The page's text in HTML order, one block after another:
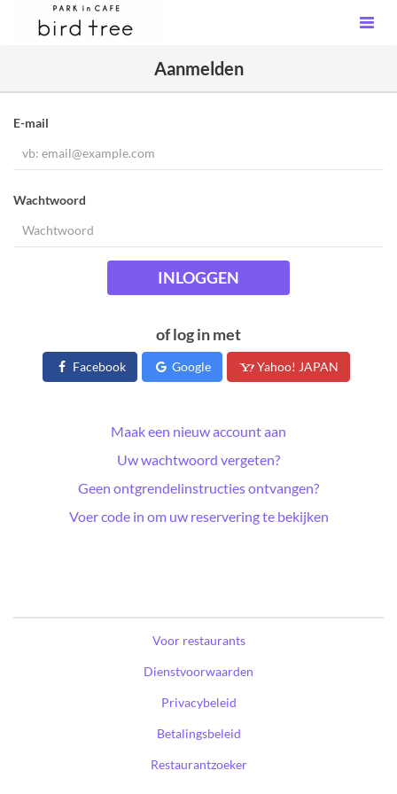
Aanmelden
E-mail
Wachtwoord
INLOGGEN
of log in met
Facebook Google Yahoo! JAPAN
Maak een nieuw account aan
Uw wachtwoord vergeten?
Geen ontgrendelinstructies ontvangen?
Voer code in om uw reservering te bekijken
Voor restaurants
Dienstvoorwaarden
Privacybeleid
Betalingsbeleid
Restaurantzoeker